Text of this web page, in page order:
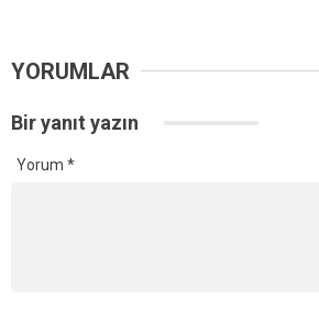
YORUMLAR
Bir yanıt yazın
Yorum *